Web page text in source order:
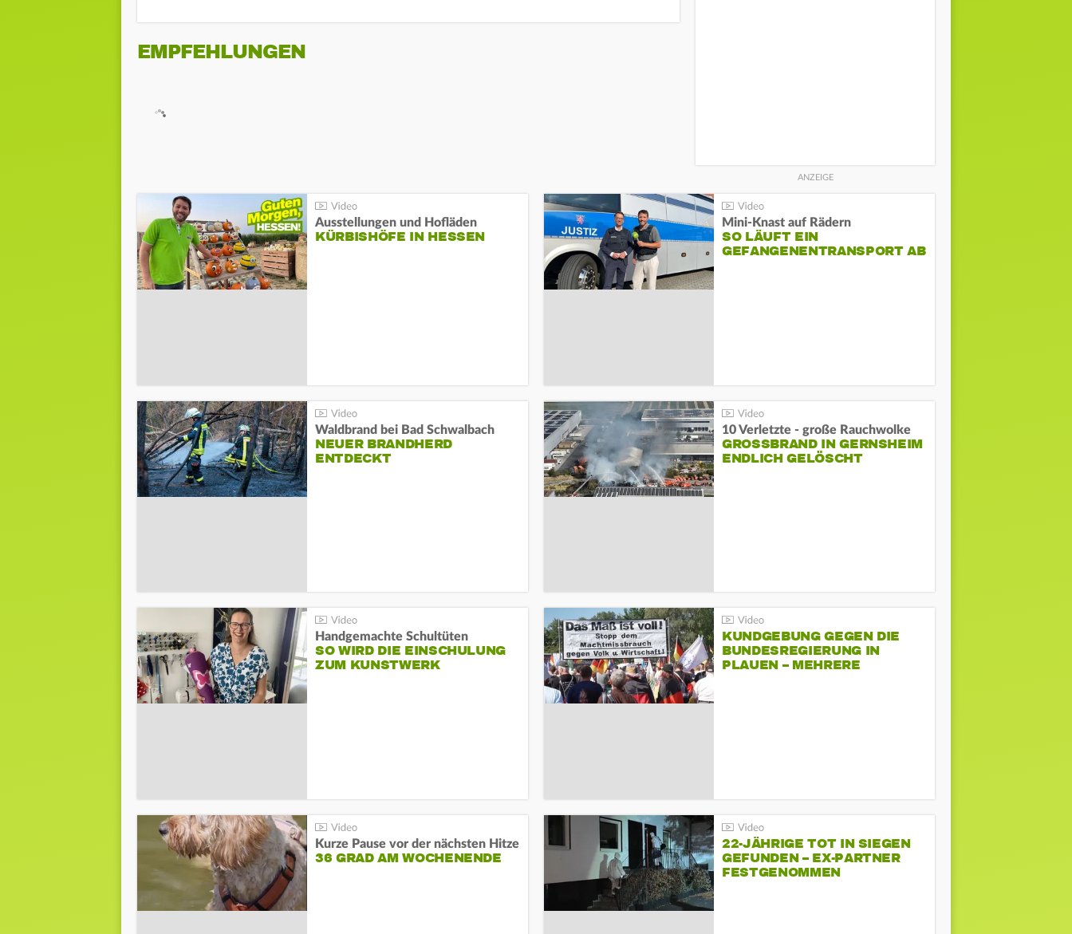
EMPFEHLUNGEN
Ausstellungen und Hofläden
KÜRBISHÖFE IN HESSEN
Mini-Knast auf Rädern
SO LÄUFT EIN
GEFANGENENTRANSPORT AB
Waldbrand bei Bad Schwalbach
NEUER BRANDHERD
ENTDECKT
10 Verletzte - große Rauchwolke
GROSSBRAND IN GERNSHEIM E
NDLICH GELÖSCHT
Handgemachte Schultüten
SO WIRD DIE EINSCHULUNG
ZUM KUNSTWERK
KUNDGEBUNG GEGEN DIE
BUNDESREGIERUNG IN
PLAUEN – MEHRERE
Kurze Pause vor der nächsten Hitze
36 GRAD AM WOCHENENDE
22-JÄHRIGE TOT IN SIEGEN
GEFUNDEN – EX-PARTNER
FESTGENOMMEN